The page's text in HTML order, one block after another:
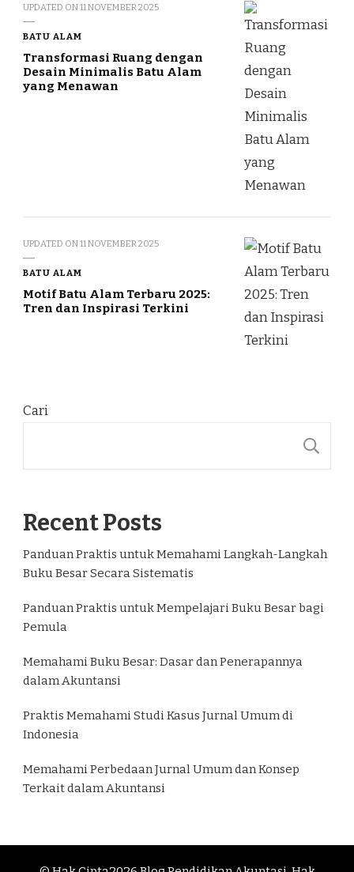
UPDATED ON11 NOVEMBER 2025
BATU ALAM
Transformasi Ruang dengan
Desain Minimalis Batu Alam
yang Menawan
UPDATED ON11 NOVEMBER 2025
BATU ALAM
Motif Batu Alam Terbaru 2025:
Tren dan Inspirasi Terkini
Cari
Recent Posts
Panduan Praktis untuk Memahami Langkah-Langkah
Buku Besar Secara Sistematis
Panduan Praktis untuk Mempelajari Buku Besar bagi
Pemula
Memahami Buku Besar: Dasar dan Penerapannya
dalam Akuntansi
Praktis Memahami Studi Kasus Jurnal Umum di
Indonesia
Memahami Perbedaan Jurnal Umum dan Konsep
Terkait dalam Akuntansi